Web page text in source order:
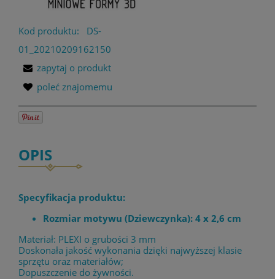
Kod produktu:
DS-
01_20210209162150
zapytaj o produkt
poleć znajomemu
OPIS
Specyfikacja produktu:
Rozmiar motywu (Dziewczynka): 4 x 2,6 cm
Materiał: PLEXI o grubości 3 mm
Doskonała jakość wykonania dzięki najwyższej klasie
sprzętu oraz materiałów;
Dopuszczenie do żywności.